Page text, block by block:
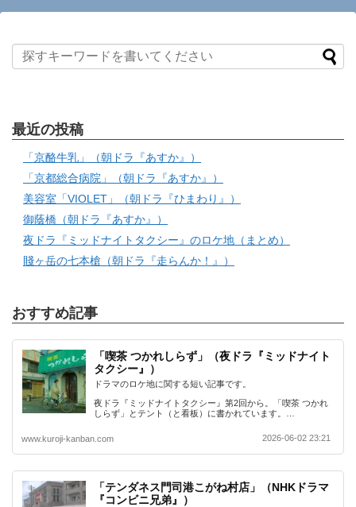
最近の投稿
「京酪牛乳」（朝ドラ『あすか』）
「京都総合病院」（朝ドラ『あすか』）
美容室「VIOLET」（朝ドラ『ひまわり』）
御蔭橋（朝ドラ『あすか』）
夜ドラ『ミッドナイトタクシー』のロケ地（まとめ）
賤ヶ岳の七本槍（朝ドラ『走らんか！』）
おすすめ記事
「喫茶 つかれしらず」（夜ドラ『ミッドナイト
タクシー』）
ドラマのロケ地に関する短い記事です。
夜ドラ『ミッドナイトタクシー』第2回から。「喫茶 つかれ
しらず」とテント（と看板）に書かれています。…
www.kuroji-kanban.com 2026-06-02 23:21
「テンダネス門司港こがね村店」（NHKドラマ
『コンビニ兄弟』）